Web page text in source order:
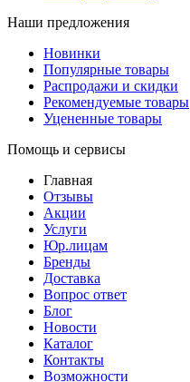
Наши предложения
Новинки
Популярные товары
Распродажи и скидки
Рекомендуемые товары
Уцененные товары
Помощь и сервисы
Главная
Отзывы
Акции
Услуги
Юр.лицам
Бренды
Доставка
Вопрос ответ
Блог
Новости
Каталог
Контакты
Возможности